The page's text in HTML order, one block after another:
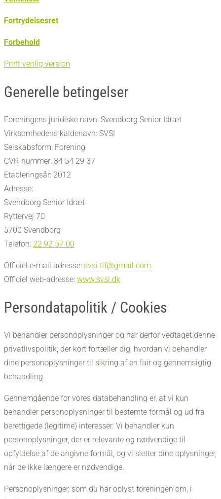
Fortrydelsesret
Forbehold
Print venlig version
Generelle betingelser
Foreningens juridiske navn: Svendborg Senior Idræt
Virksomhedens kaldenavn: SVSI
Selskabsform: Forening
CVR-nummer: 34 54 29 37
Etableringsår: 2012
Adresse:
Svendborg Senior Idræt
Ryttervej 70
5700 Svendborg
Telefon: 22 92 57 00
Officiel e-mail adresse: svsi.tlf@gmail.com
Officiel web-adresse: www.svsi.dk
Persondatapolitik / Cookies
Vi behandler personoplysninger og har derfor vedtaget denne
privatlivspolitik, der kort fortæller dig, hvordan vi behandler
dine personoplysninger til sikring af en fair og gennemsigtig
behandling.
Gennemgående for vores databehandling er, at vi kun
behandler personoplysninger til bestemte formål og ud fra
berettigede (legitime) interesser. Vi behandler kun
personoplysninger, der er relevante og nødvendige til
opfyldelse af de angivne formål, og vi sletter dine oplysninger,
når de ikke længere er nødvendige.
Personoplysninger, som du har oplyst foreningen om, i